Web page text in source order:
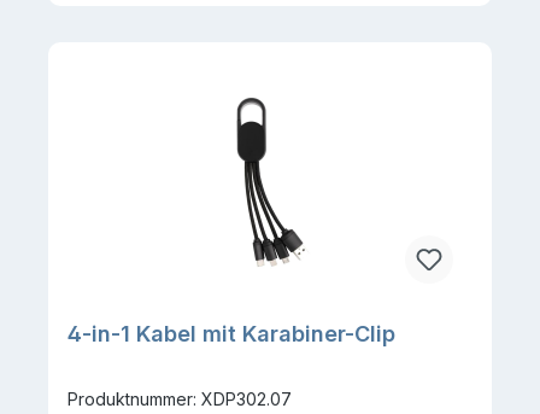
4-in-1 Kabel mit Karabiner-Clip
Produktnummer: XDP302.07